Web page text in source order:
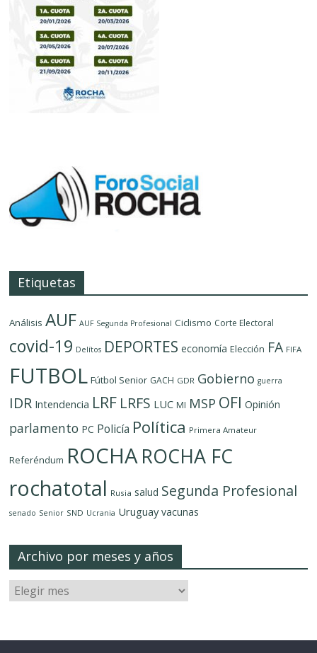
Etiquetas
Análisis AUF AUF Segunda Profesional Ciclismo Corte Electoral
covid-19 Delítos DEPORTES economía Elección FA FIFA
FUTBOL Fútbol Senior GACH GDR Gobierno guerra
IDR Intendencia LRF LRFS LUC MI MSP OFI Opinión
parlamento PC Policía Política Primera Amateur
Referéndum ROCHAROCHA FC
rochatotal Rusia salud Segunda Profesional
senado Senior SND Ucrania Uruguay vacunas
Archivo por meses y años